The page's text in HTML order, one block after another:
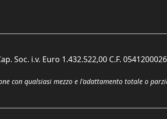
Soc. i.v. Euro 1.432.522,00 C.F.
con qualsiasi mezzo e l'adattamento totale o